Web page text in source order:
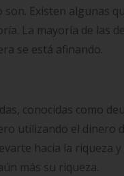
son. Existen algunas
La mayoría de las
se está afinando.
conocidas como
utilizando el dinero
hacia la riqueza y
más su riqueza.